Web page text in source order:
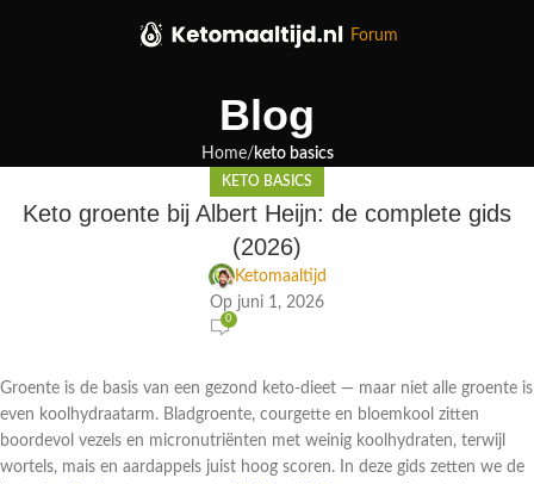
Forum
Blog
Home keto basics
KETO BASICS
Keto groente bij Albert Heijn: de complete gids
(2026)
Ketomaaltijd
Op juni 1, 2026
0
Groente is de basis van een gezond keto-dieet — maar niet alle groente is
even koolhydraatarm. Bladgroente, courgette en bloemkool zitten
boordevol vezels en micronutriënten met weinig koolhydraten, terwijl
wortels, mais en aardappels juist hoog scoren. In deze gids zetten we de